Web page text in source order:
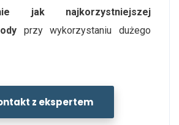
jak najkorzystniejszej
przy wykorzystaniu dużego
z ekspertem